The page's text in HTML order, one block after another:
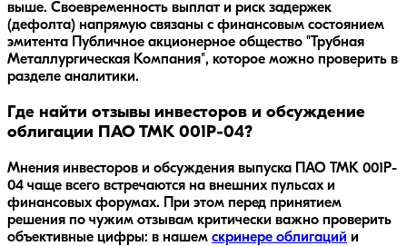
выше. Своевременность выплат и риск задержек
(дефолта) напрямую связаны с финансовым состоянием
эмитента Публичное акционерное общество "Трубная
Металлургическая Компания", которое можно проверить в
разделе аналитики.
Где найти отзывы инвесторов и обсуждение
облигации ПАО ТМК 001P-04?
Мнения инвесторов и обсуждения выпуска
ПАО ТМК 001P-
04 чаще всего встречаются на внешних пульсах и
финансовых форумах. При этом перед принятием
решения по чужим отзывам критически важно проверить
объективные цифры: в нашем скринере облигаций и